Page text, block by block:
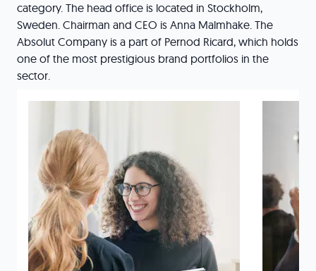
category. The head office is located in Stockholm,
Sweden. Chairman and CEO is Anna Malmhake. The
Absolut Company is a part of Pernod Ricard, which holds
one of the most prestigious brand portfolios in the
sector.